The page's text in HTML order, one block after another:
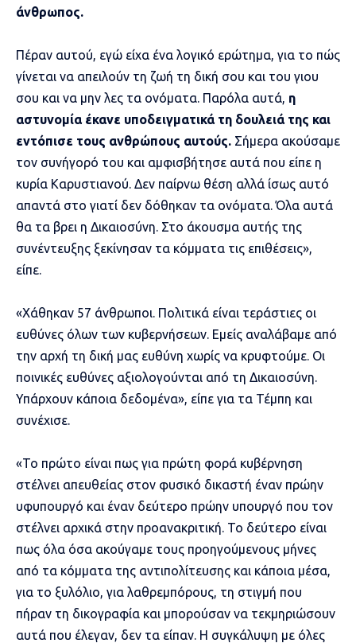
άνθρωπος.
Πέραν αυτού, εγώ είχα ένα λογικό ερώτημα, για το πώς
γίνεται να απειλούν τη ζωή τη δική σου και του γιου
σου και να μην λες τα ονόματα. Παρόλα αυτά, η
αστυνομία έκανε υποδειγματικά τη δουλειά της και
εντόπισε τους ανθρώπους αυτούς. Σήμερα ακούσαμε
τον συνήγορό του και αμφισβήτησε αυτά που είπε η
κυρία Καρυστιανού. Δεν παίρνω θέση αλλά ίσως αυτό
απαντά στο γιατί δεν δόθηκαν τα ονόματα. Όλα αυτά
θα τα βρει η Δικαιοσύνη. Στο άκουσμα αυτής της
συνέντευξης ξεκίνησαν τα κόμματα τις επιθέσεις»,
είπε.
«Χάθηκαν 57 άνθρωποι. Πολιτικά είναι τεράστιες οι
ευθύνες όλων των κυβερνήσεων. Εμείς αναλάβαμε από
την αρχή τη δική μας ευθύνη χωρίς να κρυφτούμε. Οι
ποινικές ευθύνες αξιολογούνται από τη Δικαιοσύνη.
Υπάρχουν κάποια δεδομένα», είπε για τα Τέμπη και
συνέχισε.
«Το πρώτο είναι πως για πρώτη φορά κυβέρνηση
στέλνει απευθείας στον φυσικό δικαστή έναν πρώην
υφυπουργό και έναν δεύτερο πρώην υπουργό που τον
στέλνει αρχικά στην προανακριτική. Το δεύτερο είναι
πως όλα όσα ακούγαμε τους προηγούμενους μήνες
από τα κόμματα της αντιπολίτευσης και κάποια μέσα,
για το ξυλόλιο, για λαθρεμπόρους, τη στιγμή που
πήραν τη δικογραφία και μπορούσαν να τεκμηριώσουν
αυτά που έλεγαν, δεν τα είπαν. Η συγκάλυψη με όλες